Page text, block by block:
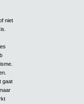
niet
gaat